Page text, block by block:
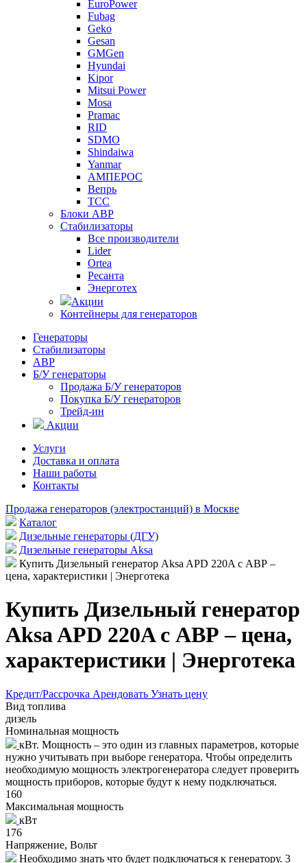
EuroPower
Fubag
Geko
Gesan
GMGen
Hyundai
Kipor
Mitsui Power
Mosa
Pramac
RID
SDMO
Shindaiwa
Yanmar
АМПЕРОС
Вепрь
ТСС
Блоки АВР
Стабилизаторы
Все производители
Lider
Ortea
Ресанта
Энерготех
Акции
Контейнеры для генераторов
Генераторы
Стабилизаторы
АВР
Б/У генераторы
Продажа Б/У генераторов
Покупка Б/У генераторов
Трейд-ин
Акции
Услуги
Доставка и оплата
Наши работы
Контакты
Продажа генераторов (электростанций) в Москве
Каталог
Дизельные генераторы (ДГУ)
Дизельные генераторы Aksa
Купить Дизельный генератор Aksa APD 220A с АВР –
цена, характеристики | Энерготека
Купить Дизельный генератор
Aksa APD 220A с АВР – цена,
характеристики | Энерготека
Кредит/Рассрочка Арендовать Узнать цену
Вид топлива
дизель
Номинальная мощность
кВт. Мощность – это один из главных параметров, которые
нужно учитывать при выборе генератора. Чтобы определить
необходимую мощность электрогенератора следует проверить
мощность приборов, которые будут к нему подключаться.
160
Максимальная мощность
кВт
176
Напряжение, Вольт
Необходимо знать что будет подключаться к генератору. 3